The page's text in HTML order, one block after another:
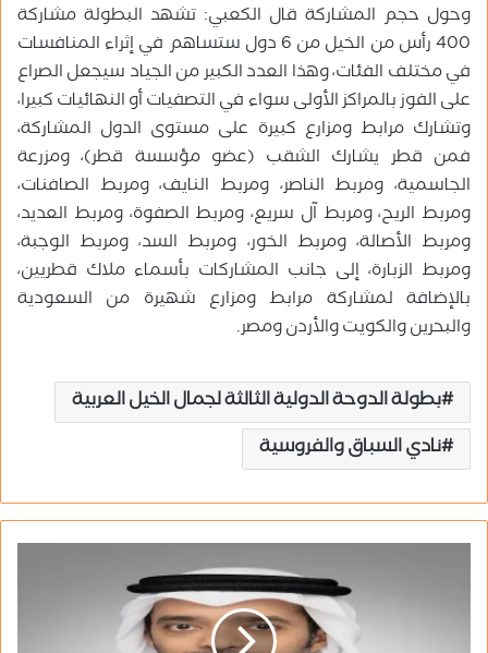
وحول حجم المشاركة قال الكعبي: تشهد البطولة مشاركة
400 رأس من الخيل من 6 دول ستساهم في إثراء المنافسات
في مختلف الفئات، وهذا العدد الكبير من الجياد سيجعل الصراع
على الفوز بالمراكز الأولى سواء في التصفيات أو النهائيات كبيرا،
وتشارك مرابط ومزارع كبيرة على مستوى الدول المشاركة،
فمن قطر يشارك الشقب (عضو مؤسسة قطر)، ومزرعة
الجاسمية، ومربط الناصر، ومربط النايف، ومربط الصافنات،
ومربط الريح، ومربط آل سريع، ومربط الصفوة، ومربط العديد،
ومربط الأصالة، ومربط الخور، ومربط السد، ومربط الوجبة،
ومربط الزبارة، إلى جانب المشاركات بأسماء ملاك قطريين،
بالإضافة لمشاركة مرابط ومزارع شهيرة من السعودية
والبحرين والكويت والأردن ومصر.
بطولة الدوحة الدولية الثالثة لجمال الخيل العربية
نادي السباق والفروسية